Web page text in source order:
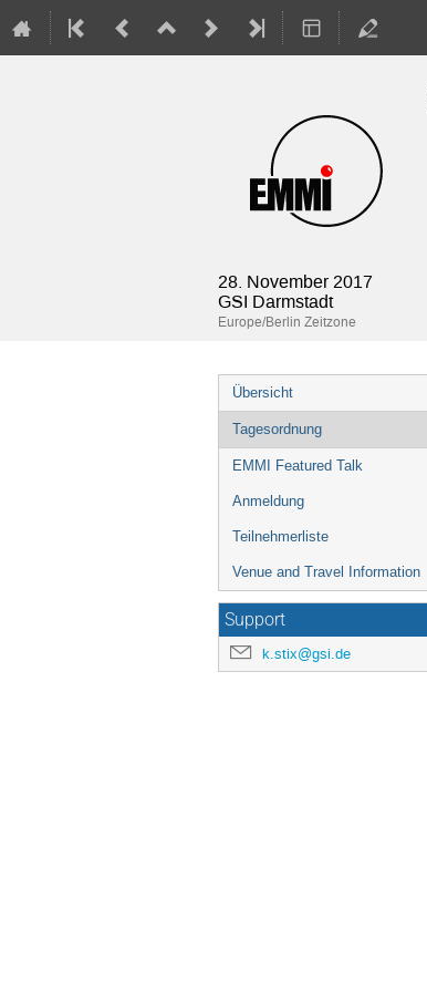
28. November 2017
GSI Darmstadt
Europe/Berlin Zeitzone
Veranstaltungsmenü
Übersicht
Tagesordnung
EMMI Featured Talk
Anmeldung
Teilnehmerliste
Venue and Travel Information
Support
k.stix@gsi.de